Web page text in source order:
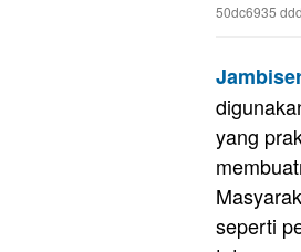
50dc6935
yang
seperti